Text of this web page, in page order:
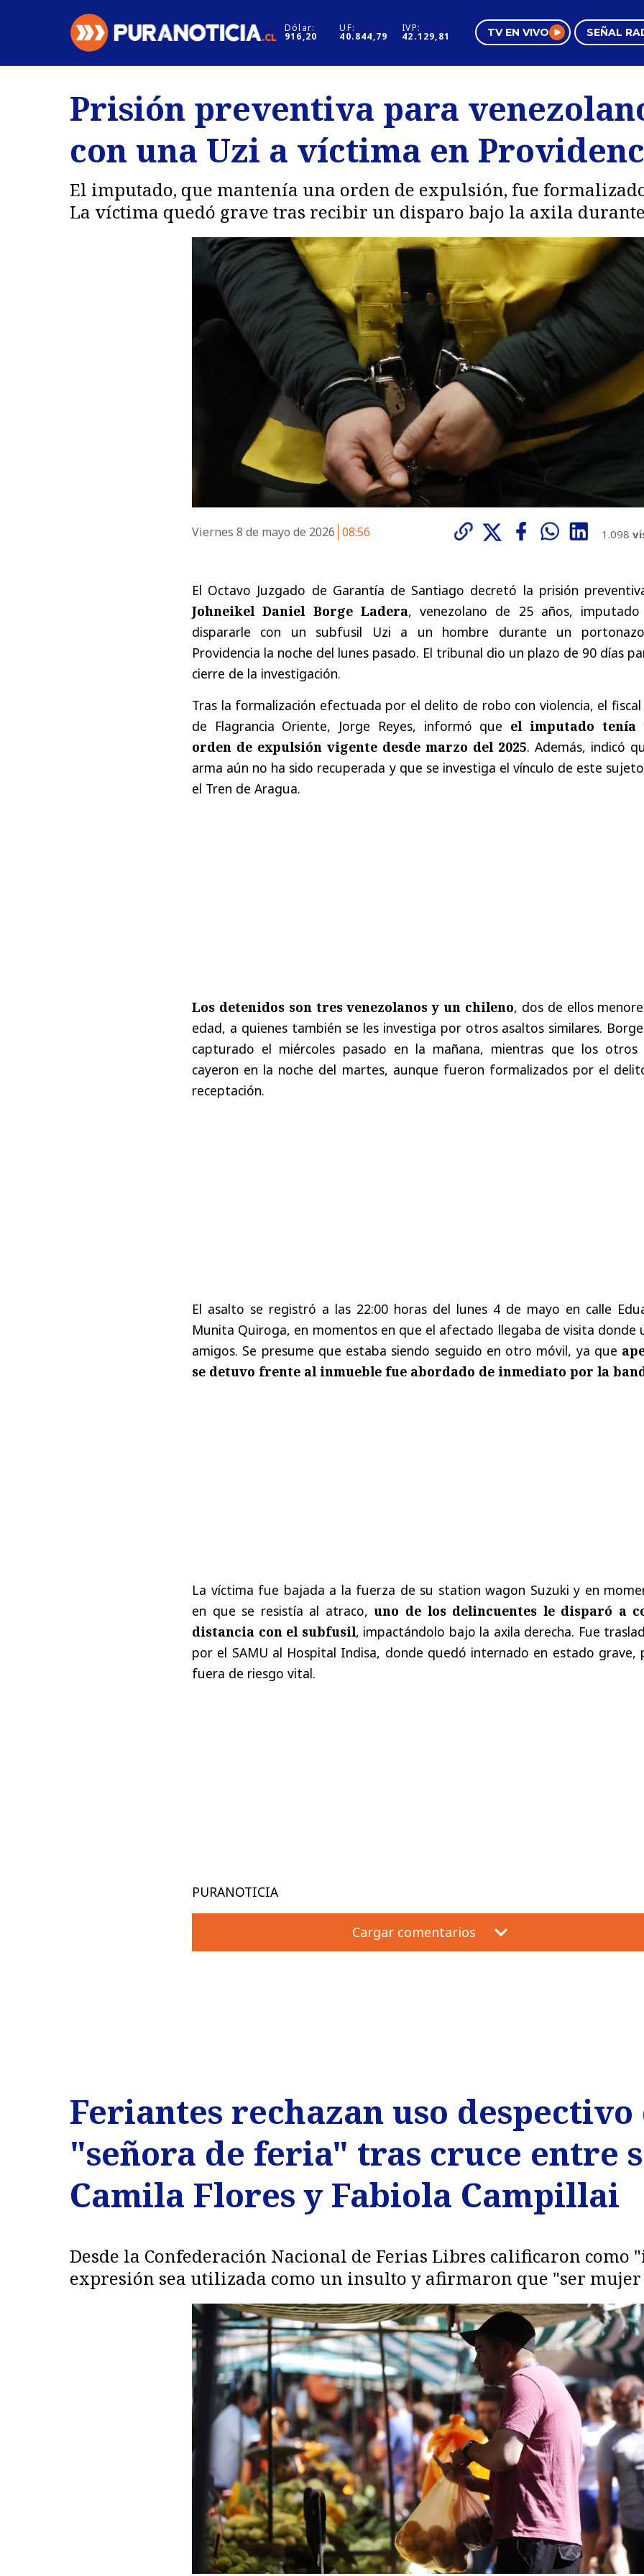
Dólar:
916,20
UF:
40.844,79
IVP:
42.129,81 TV EN VIVO SEÑAL
Regiones
Deportes
Internacional
Motores
Negocios
Pura Mujer
Prisión preventiva para
con una Uzi a víctima en
El imputado, que mantenía una orden de expulsión, fue
La víctima quedó grave tras recibir un disparo bajo la axila
Viernes 8 de mayo de 2026 08:56 1.098
El Octavo Juzgado de Garantía de Santiago decretó la prisión
Johneikel Daniel Borge Ladera, venezolano de 25 años,
dispararle con un subfusil Uzi a un hombre durante un
Providencia la noche del lunes pasado. El tribunal dio un plazo de 90 días
cierre de la investigación.
Tras la formalización efectuada por el delito de robo con violencia, el
de Flagrancia Oriente, Jorge Reyes, informó que el imputado tenía
orden de expulsión vigente desde marzo del 2025. Además, indicó
arma aún no ha sido recuperada y que se investiga el vínculo de este
el Tren de Aragua.
Los detenidos son tres venezolanos y un chileno, dos de ellos
edad, a quienes también se les investiga por otros asaltos similares.
capturado el miércoles pasado en la mañana, mientras que los otros
cayeron en la noche del martes, aunque fueron formalizados por el
receptación.
El asalto se registró a las 22:00 horas del lunes 4 de mayo en calle
Munita Quiroga, en momentos en que el afectado llegaba de visita donde
amigos. Se presume que estaba siendo seguido en otro móvil, ya que
se detuvo frente al inmueble fue abordado de inmediato por la
La víctima fue bajada a la fuerza de su station wagon Suzuki y en
en que se resistía al atraco,uno de los delincuentes le disparó a
distancia con el subfusil, impactándolo bajo la axila derecha. Fue
por el SAMU al Hospital Indisa, donde quedó internado en estado grave,
fuera de riesgo vital.
PURANOTICIA
Cargar comentarios
Feriantes rechazan uso
"señora de feria" tras cruce entre
Camila Flores y Fabiola Campillai
Desde la Confederación Nacional de Ferias Libres calificaron como
expresión sea utilizada como un insulto y afirmaron que "ser